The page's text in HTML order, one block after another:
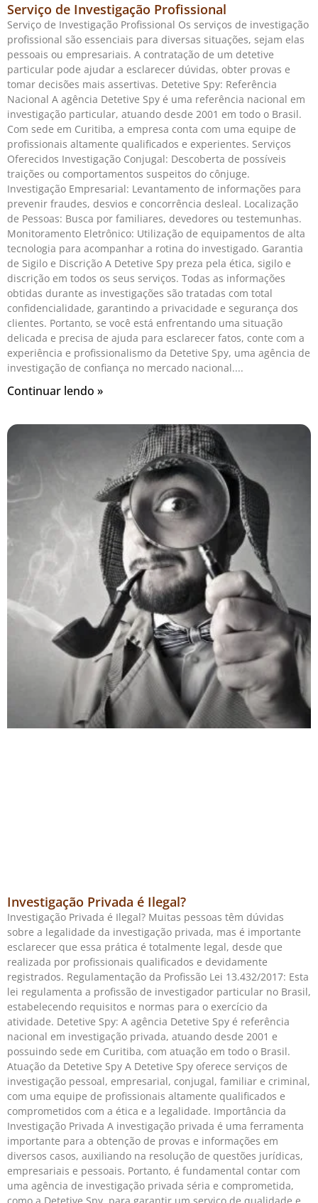
Serviço de Investigação Profissional
Serviço de Investigação Profissional Os serviços de investigação
profissional são essenciais para diversas situações, sejam elas
pessoais ou empresariais. A contratação de um detetive
particular pode ajudar a esclarecer dúvidas, obter provas e
tomar decisões mais assertivas. Detetive Spy: Referência
Nacional A agência Detetive Spy é uma referência nacional em
investigação particular, atuando desde 2001 em todo o Brasil.
Com sede em Curitiba, a empresa conta com uma equipe de
profissionais altamente qualificados e experientes. Serviços
Oferecidos Investigação Conjugal: Descoberta de possíveis
traições ou comportamentos suspeitos do cônjuge.
Investigação Empresarial: Levantamento de informações para
prevenir fraudes, desvios e concorrência desleal. Localização
de Pessoas: Busca por familiares, devedores ou testemunhas.
Monitoramento Eletrônico: Utilização de equipamentos de alta
tecnologia para acompanhar a rotina do investigado. Garantia
de Sigilo e Discrição A Detetive Spy preza pela ética, sigilo e
discrição em todos os seus serviços. Todas as informações
obtidas durante as investigações são tratadas com total
confidencialidade, garantindo a privacidade e segurança dos
clientes. Portanto, se você está enfrentando uma situação
delicada e precisa de ajuda para esclarecer fatos, conte com a
experiência e profissionalismo da Detetive Spy, uma agência de
investigação de confiança no mercado nacional.
Continuar lendo »
Investigação Privada é Ilegal?
Investigação Privada é Ilegal? Muitas pessoas têm dúvidas
sobre a legalidade da investigação privada, mas é importante
esclarecer que essa prática é totalmente legal, desde que
realizada por profissionais qualificados e devidamente
registrados. Regulamentação da Profissão Lei 13.432/2017: Esta
lei regulamenta a profissão de investigador particular no Brasil,
estabelecendo requisitos e normas para o exercício da
atividade. Detetive Spy: A agência Detetive Spy é referência
nacional em investigação privada, atuando desde 2001 e
possuindo sede em Curitiba, com atuação em todo o Brasil.
Atuação da Detetive Spy A Detetive Spy oferece serviços de
investigação pessoal, empresarial, conjugal, familiar e criminal,
com uma equipe de profissionais altamente qualificados e
comprometidos com a ética e a legalidade. Importância da
Investigação Privada A investigação privada é uma ferramenta
importante para a obtenção de provas e informações em
diversos casos, auxiliando na resolução de questões jurídicas,
empresariais e pessoais. Portanto, é fundamental contar com
uma agência de investigação privada séria e comprometida,